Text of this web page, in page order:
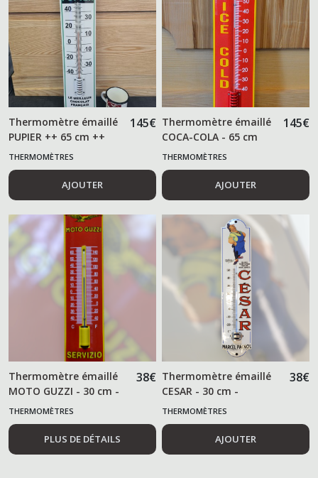
Thermomètre émaillé
PUPIER ++ 65 cm ++
145€
THERMOMÈTRES
AJOUTER
Thermomètre émaillé
COCA-COLA - 65 cm
145€
THERMOMÈTRES
AJOUTER
Thermomètre émaillé
MOTO GUZZI - 30 cm -
38€
THERMOMÈTRES
PLUS DE DÉTAILS
Thermomètre émaillé
CESAR - 30 cm -
38€
THERMOMÈTRES
AJOUTER